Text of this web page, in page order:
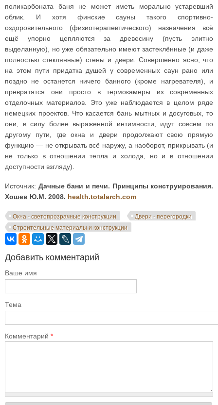
поликарбоната баня не может иметь морально устаревший
облик. И хотя финские сауны такого спортивно-
оздоровительного (физиотерапевтического) назначения всё
ещё упорно цепляются за древесину (пусть элитно
выделанную), но уже обязательно имеют застеклённые (и даже
полностью стеклянные) стены и двери. Совершенно ясно, что
на этом пути придатка душей у современных саун рано или
поздно не останется ничего банного (кроме нагревателя), и
превратятся они просто в термокамеры из современных
отделочных материалов. Это уже наблюдается в целом ряде
немецких проектов. Что касается бань мытных и досуговых, то
они, в силу более выраженной интимности, идут совсем по
другому пути, где окна и двери продолжают свою прямую
функцию — не открывать всё наружу, а наоборот, прикрывать (и
не только в отношении тепла и холода, но и в отношении
доступности взгляду).
Источник: Дачные бани и печи. Принципы конструирования.
Хошев Ю.М. 2008. health.totalarch.com
Окна - светопрозрачные конструкции
Двери - перегородки
Строительные материалы и конструкции
Добавить комментарий
Ваше имя
Тема
Комментарий *